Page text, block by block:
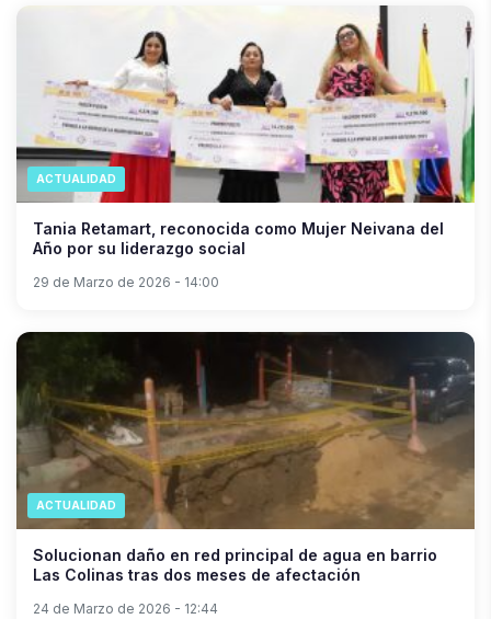
ACTUALIDAD
Tania Retamart, reconocida como Mujer Neivana del
Año por su liderazgo social
29 de Marzo de 2026 - 14:00
ACTUALIDAD
Solucionan daño en red principal de agua en barrio
Las Colinas tras dos meses de afectación
24 de Marzo de 2026 - 12:44